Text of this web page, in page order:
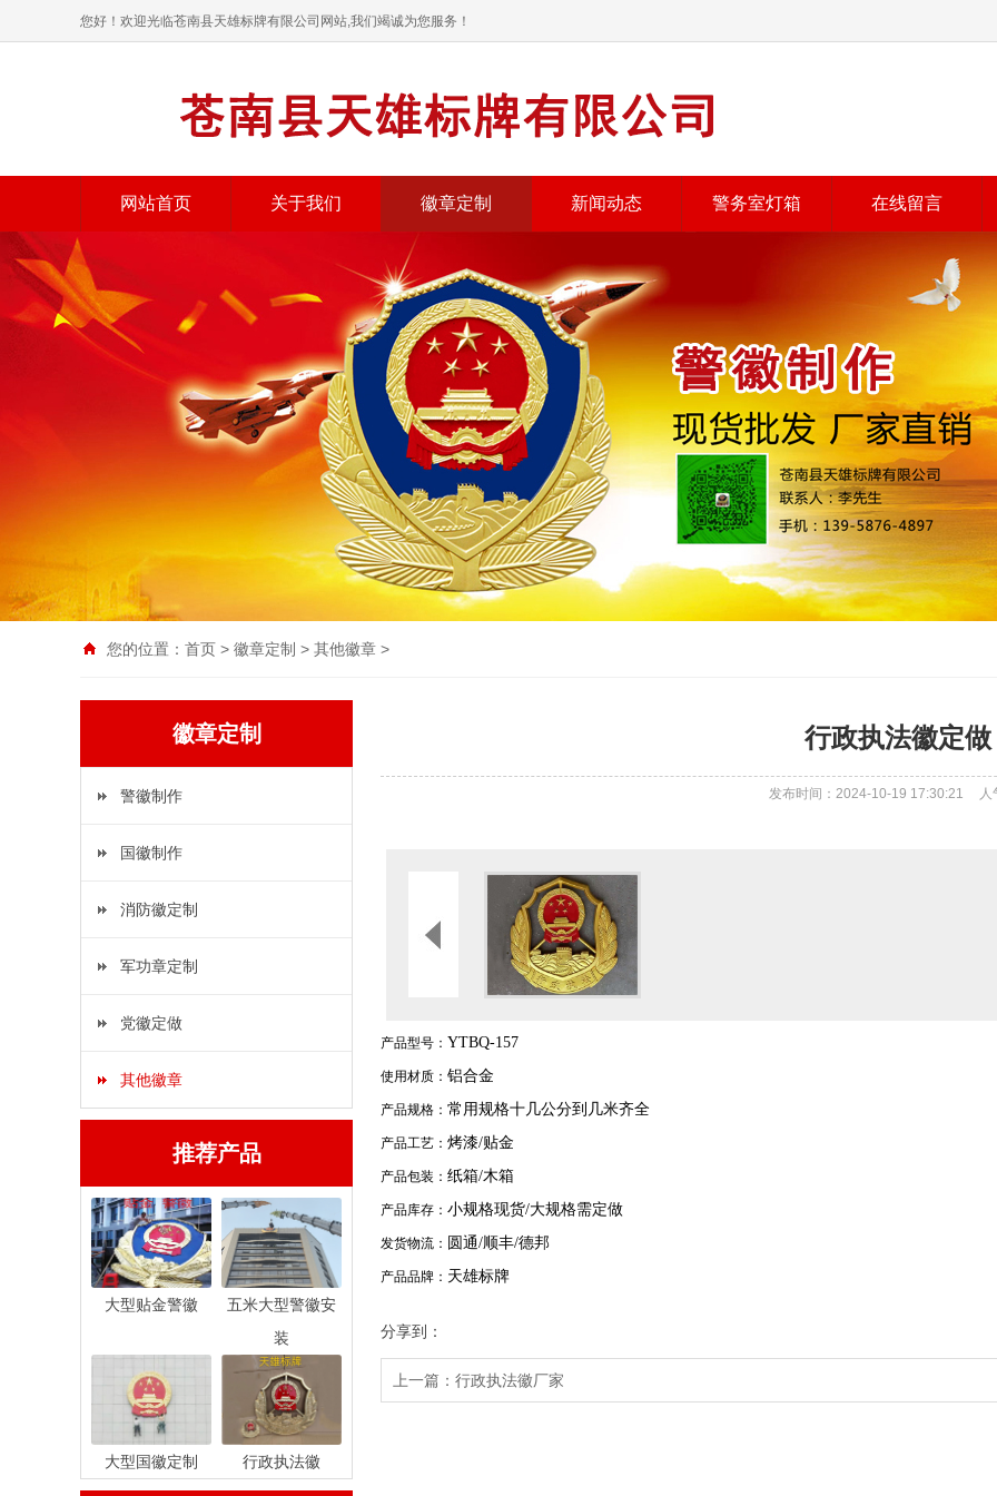
您好！欢迎光临苍南县天雄标牌有限公司网站,我们竭诚为您服务！
网站首页 关于我们 徽章定制 新闻动态 警务室灯箱 在线留言
您的位置： 首页 > 徽章定制 > 其他徽章 >
徽章定制
警徽制作
国徽制作
消防徽定制
军功章定制
党徽定做
其他徽章
推荐产品
大型贴金警徽
五米大型警徽安
装
大型国徽定制 行政执法徽
行政执法徽定做
发布时间：2024-10-19 17:30:21 人
产品型号： YTBQ-157
使用材质： 铝合金
产品规格： 常用规格十几公分到几米齐全
产品工艺： 烤漆/贴金
产品包装： 纸箱/木箱
产品库存： 小规格现货/大规格需定做
发货物流： 圆通/顺丰/德邦
产品品牌： 天雄标牌
分享到：
上一篇： 行政执法徽厂家